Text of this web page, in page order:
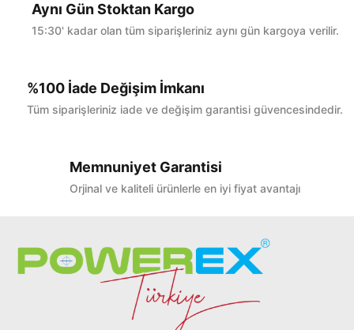
Aynı Gün Stoktan Kargo
15:30' kadar olan tüm siparişleriniz aynı gün kargoya verilir.
%100 İade Değişim İmkanı
Tüm siparişleriniz iade ve değişim garantisi güvencesindedir.
Memnuniyet Garantisi
Orjinal ve kaliteli ürünlerle en iyi fiyat avantajı